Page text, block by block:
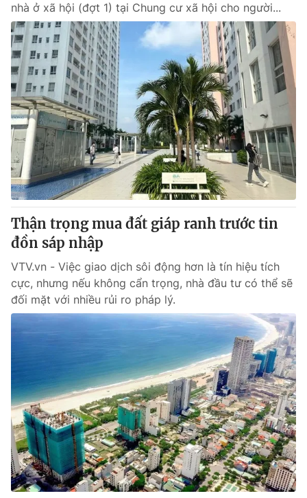
Hậu trường
Nhân vật
Khán giả
Giải sao mai
Điện ảnh
Âm nhạc
Sao
Đời sống
Du lịch
Làm đẹp
Chất lượng cuộc sống
Giáo dục
Tuyển sinh
Học trực tuyến
Công nghệ
Hitech Công nghệ tương lai
Sản phẩm
Thị trường
Tư vấn
Giao lưu trực tuyến
Lịch phát sóng
Chuyên mục khác
Emagazine Podcast
Photo Infographic
Shorts video
VTV Money VTV Thể thao
VTV Sức khoẻ Bất động sản
Thị trường 24h Tấm lòng Việt
nhà ở xã hội (đợt 1) tại Chung cư xã hội cho người...
Thận trọng mua đất giáp ranh trước tin
đồn sáp nhập
VTV.vn - Việc giao dịch sôi động hơn là tín hiệu tích
cực, nhưng nếu không cẩn trọng, nhà đầu tư có thể sẽ
đối mặt với nhiều rủi ro pháp lý.